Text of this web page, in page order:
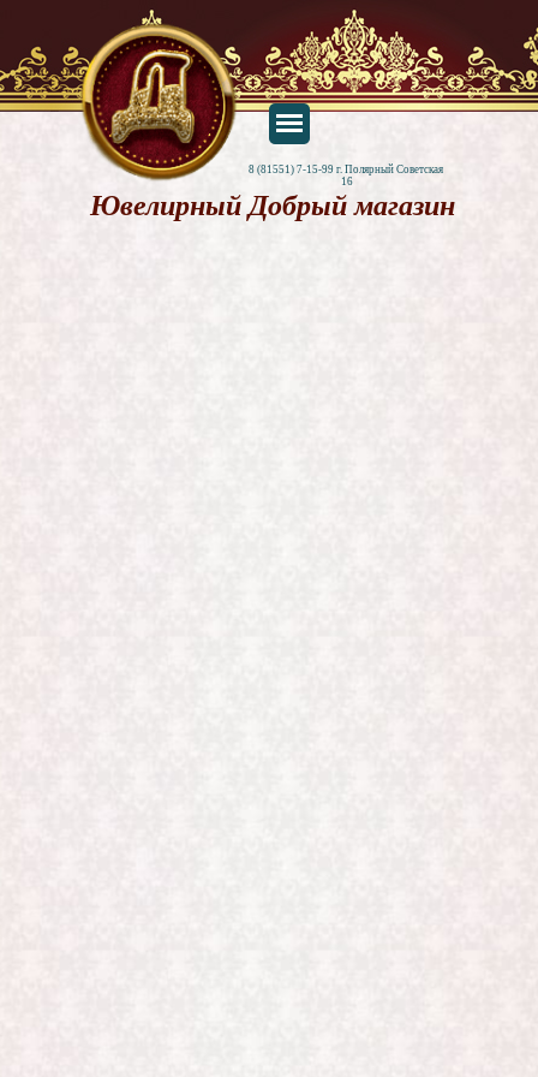
8 (81551) 7-15-99 г. Полярный Советская
16
Ювелирный Добрый магазин